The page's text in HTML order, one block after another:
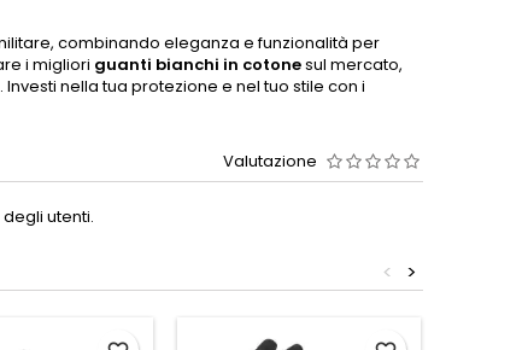
combinando eleganza e funzionalità per
i migliori guanti bianchi in cotonesul mercato,
nella tua protezione e nel tuo stile con i
Valutazione
utenti.
>
<